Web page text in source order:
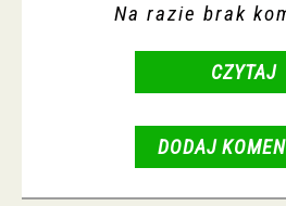
Na razie brak
CZYTAJ
DODAJ